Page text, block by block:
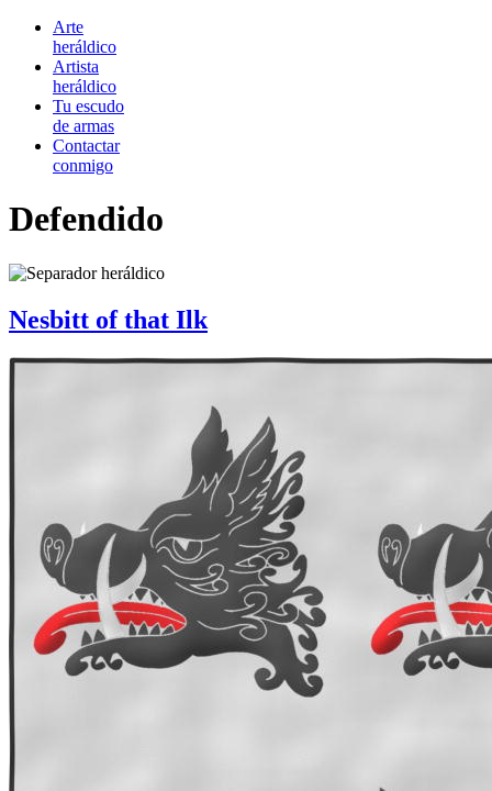
Arte
heráldico
Artista
heráldico
Tu escudo
de armas
Contactar
conmigo
Defendido
Nesbitt of that Ilk